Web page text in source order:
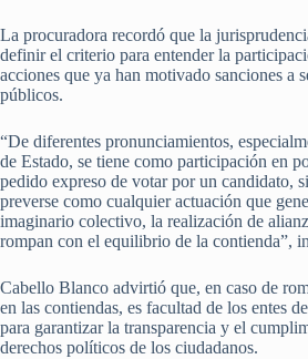
La procuradora recordó que la
definir el criterio para entender la
acciones que ya han motivado sanciones a
públicos.
“De diferentes pronunciamientos,
de Estado, se tiene como participación en
pedido expreso de votar por un candidato,
preverse como cualquier actuación que
imaginario colectivo, la realización de
rompan con el equilibrio de la contienda”,
Cabello Blanco advirtió que, en caso de
en las contiendas, es facultad de los entes
para garantizar la transparencia y el
derechos políticos de los ciudadanos.